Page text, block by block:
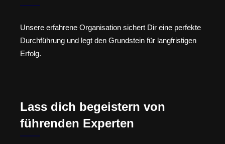
Unsere erfahrene Organisation sichert Dir eine perfekte
Durchführung und legt den Grundstein für langfristigen
Erfolg.
Lass dich begeistern von
führenden Experten